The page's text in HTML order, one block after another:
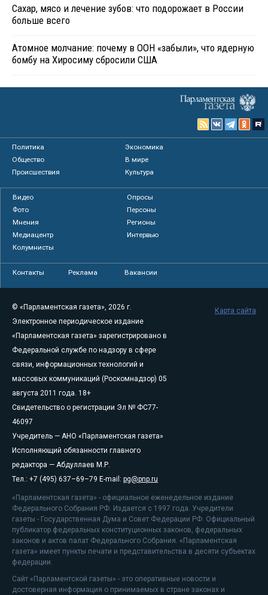
Сахар, мясо и лечение зубов: что подорожает в России
больше всего
Атомное молчание: почему в ООН «забыли», что ядерную
бомбу на Хиросиму сбросили США
Политика
Экономика
Общество
В мире
Происшествия
Культура
Видео
Опросы
Фото
Персоны
Мнения
Регионы
Медиацентр
Интервью
Колумнисты
Контакты Реклама Вакансии
© «Парламентская газета», 2026 г.
Электронное периодическое издание
«Парламентская газета» зарегистрировано в
Федеральной службе по надзору в сфере
связи, информационных технологий и
массовых коммуникаций (Роскомнадзор) 05
августа 2011 года. 18+
Свидетельство о регистрации Эл № ФС77-
46097
Учредитель — АНО «Парламентская газета»
Исполняющий обязанности главного
редактора — Абдуллаев М.Р.
Тел.: +7 (495) 637–69–79 E-mail: pg@pnp.ru
«Парламентская газета» - официальное еженедельное издание
Федерального Собрания РФ. Издается с 1997 года. Учредители
газеты - Государственная Дума и Совет Федерации РФ. Официальный
публикатор федеральных конституционных законов, федеральных
законов и актов палат Федерального Собрания. «Парламентская
газета» имеет пункты печати и представительства в десяти субъектах
федерации.
Сайт «Парламентской газеты» - это оперативные новости и
достоверная информация о принимаемых в стране законах и
Карта сайта